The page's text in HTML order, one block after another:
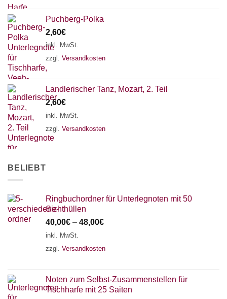
Puchberg-Polka
2,60€
inkl. MwSt.
zzgl. Versandkosten
Landlerischer Tanz, Mozart, 2. Teil
2,60€
inkl. MwSt.
zzgl. Versandkosten
BELIEBT
Ringbuchordner für Unterlegnoten mit 50
Sichthüllen
40,00€ – 48,00€
inkl. MwSt.
zzgl. Versandkosten
Noten zum Selbst-Zusammenstellen für
Tischharfe mit 25 Saiten
18 SAITEN